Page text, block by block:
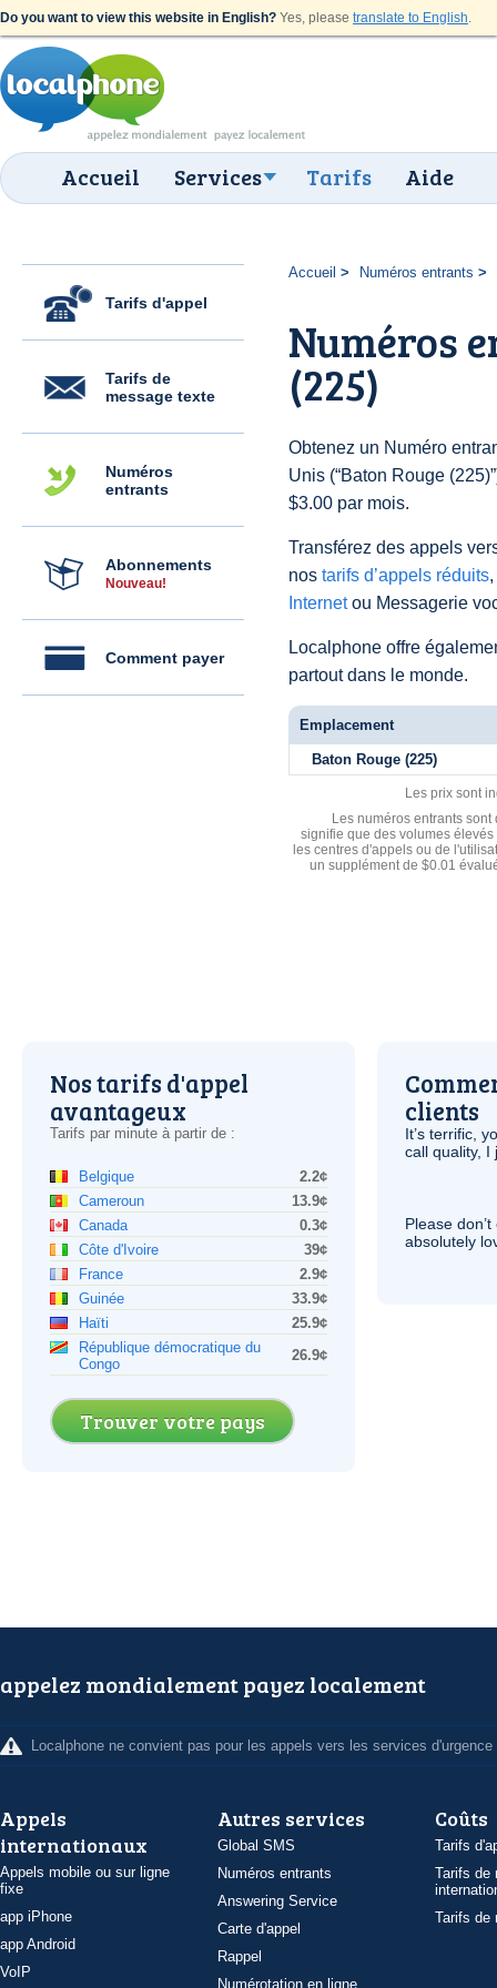
Do you want to view this website in English? Yes, please translate to English.
Accueil Services Tarifs Aide
Tarifs d'appel
Tarifs de
message texte
Numéros
entrants
Abonnements
Nouveau!
Comment payer
Accueil Numéros entrants
Numéros
(225)
Obtenez un Numéro
Unis (“Baton Rouge
$3.00 par mois.
Transférez des appels
nos tarifs d’appels réduits
Internetou Messagerie
Localphone offre
partout dans le monde.
Emplacement
Baton Rouge (225)
Les prix sont
Les numéros entrants
signifie que des volumes
les centres d'appels ou de
un supplément de $0.01
Nos tarifs d'appel
avantageux
Tarifs par minute à partir de :
Belgique
2.2¢
Cameroun
13.9¢
Canada
0.3¢
Côte d'Ivoire
39¢
France
2.9¢
Guinée
33.9¢
Haïti
25.9¢
République démocratique du
Congo
26.9¢
Trouver votre pays
clients
It’s terrific,
call quality, I
Please
absolutely
appelez mondialement payez localement
Localphone ne convient pas pour les appels vers les services d'urgence
Appels
internationaux
Appels mobile ou sur ligne
fixe
app iPhone
app Android
VoIP
Autres services
Global SMS
Numéros entrants
Answering Service
Carte d'appel
Rappel
Numérotation en ligne
Coûts
Tarifs
Tarifs de
Tarifs de